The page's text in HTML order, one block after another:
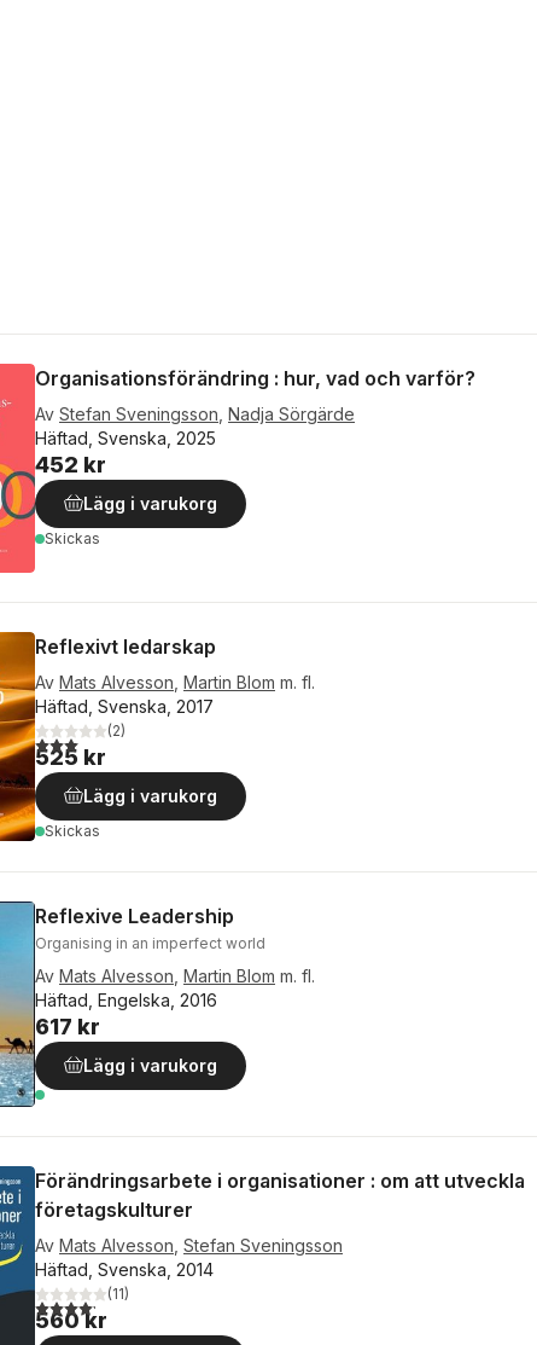
Organisationsförändring : hur, vad och varför?
Av Stefan Sveningsson Nadja Sörgärde
Häftad, Svenska, 2025
452 kr
Lägg i varukorg
Skickas
Reflexivt ledarskap
Av Mats Alvesson Martin Blom m. fl.
Häftad, Svenska, 2017
3,0utav 5 stjärnor. Totalt antal röster:
(2)
525 kr
Lägg i varukorg
Skickas
Reflexive Leadership
Organising in an imperfect world
Av Mats Alvesson Martin Blom m. fl.
Häftad, Engelska, 2016
617 kr
Lägg i varukorg
Förändringsarbete i organisationer : om att utveckla
företagskulturer
Av Mats Alvesson Stefan Sveningsson
Häftad, Svenska, 2014
4,2utav 5 stjärnor. Totalt antal röster:
(11)
560 kr